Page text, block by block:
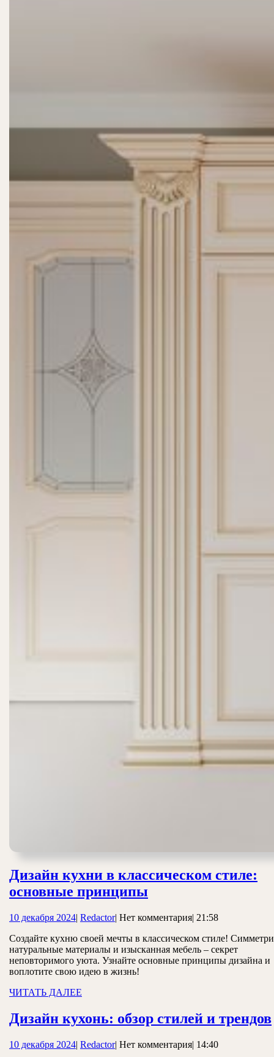
Дизайн кухни в классическом стиле:
основные принципы
в
классическом
стиле:
10 декабря 202410
2024
| RedactorRedactor
| Нет комментария| 21:58
Создайте кухню своей мечты в классическом стиле!
натуральные материалы и изысканная мебель – секрет
неповторимого уюта. Узнайте основные принципы дизайна и
воплотите свою идею в жизнь!
ЧИТАТЬ ДАЛЕЕ
Дизайн кухонь: обзор стилей и трендов
10 декабря 202410
| RedactorRedactor
| Нет комментария| 14:40